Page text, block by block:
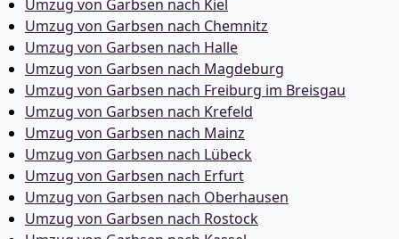
Umzug von Garbsen nach Kiel
Umzug von Garbsen nach Chemnitz
Umzug von Garbsen nach Halle
Umzug von Garbsen nach Magdeburg
Umzug von Garbsen nach Freiburg im Breisgau
Umzug von Garbsen nach Krefeld
Umzug von Garbsen nach Mainz
Umzug von Garbsen nach Lübeck
Umzug von Garbsen nach Erfurt
Umzug von Garbsen nach Oberhausen
Umzug von Garbsen nach Rostock